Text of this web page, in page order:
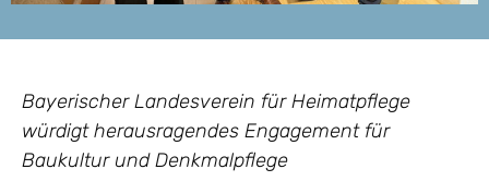
Bayerischer Landesverein für Heimatpflege
würdigt herausragendes Engagement für
Baukultur und Denkmalpflege